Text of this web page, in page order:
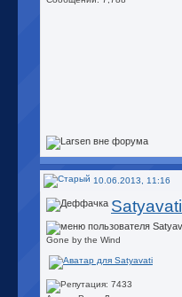
10.06.2013, 11:16
Satyavati
Gone by the Wind